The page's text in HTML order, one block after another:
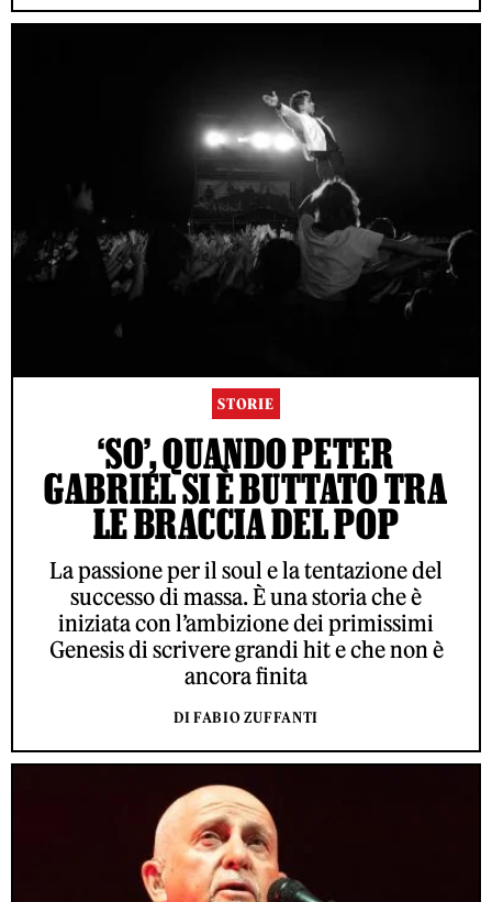
STORIE
‘SO’, QUANDO PETER
GABRIEL SI È BUTTATO TRA
LE BRACCIA DEL POP
La passione per il soul e la tentazione del
successo di massa. È una storia che è
iniziata con l’ambizione dei primissimi
Genesis di scrivere grandi hit e che non è
ancora finita
DI FABIO ZUFFANTI